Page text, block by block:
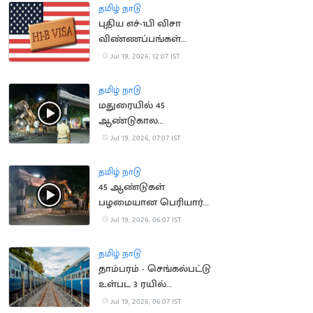
தமிழ் நாடு
புதிய எச்-1பி விசா
விண்ணப்பங்கள்
ஏற்கப்படாது என
Jul 19, 2026, 12:07 IST
தமிழ் நாடு
மதுரையில் 45
ஆண்டுகால
பழமையான பெரியார்
Jul 19, 2026, 07:07 IST
தமிழ் நாடு
45 ஆண்டுகள்
பழமையான பெரியார்
ஆர்ச் அகற்றம்
Jul 19, 2026, 06:07 IST
தமிழ் நாடு
தாம்பரம் - செங்கல்பட்டு
உள்பட 3 ரயில்
திட்டங்களுக்கு ஒப்புதல்
Jul 19, 2026, 06:07 IST